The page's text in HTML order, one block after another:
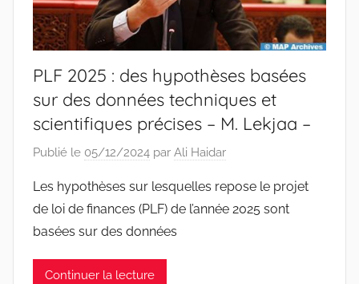
PLF 2025 : des hypothèses basées
sur des données techniques et
scientifiques précises – M. Lekjaa –
Publié le 05/12/2024 par Ali Haidar
Les hypothèses sur lesquelles repose le projet
de loi de finances (PLF) de l’année 2025 sont
basées sur des données
Continuer la lecture